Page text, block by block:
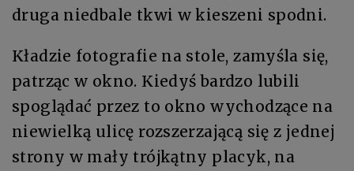
dru­ga nie­dba­le tkwi w kie­sze­ni spodni.
Kładzie fotografie na stole, zamyśla się,
patrząc w okno. Kiedyś bardzo lubili
spoglądać przez to okno wychodzące na
niewielką ulicę rozszerzającą się z jednej
strony w mały trójkątny placyk, na